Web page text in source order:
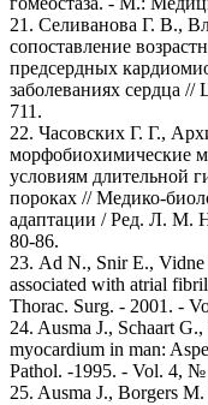
21. Селиванова Г. В.,
сопоставление
предсердных
заболеваниях сердца
711.
22. Часовских Г. Г.,
морфобиохимические
условиям длительной
пороках // Медико-
адаптации / Ред. Л. М.
80-86.
23. Ad N., Snir E.,
associated with atrial
Thorac. Surg. - 2001. -
24. Ausma J., Schaart
myocardium in man:
Pathol. -1995. - Vol. 4, №
25. Ausma J., Borgers